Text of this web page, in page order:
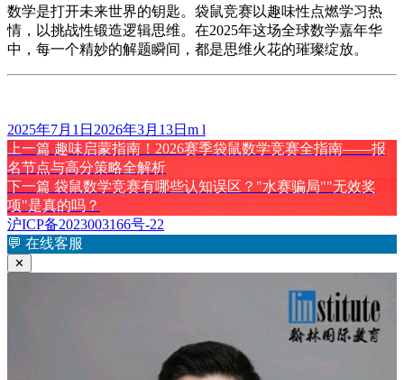
数学是打开未来世界的钥匙。袋鼠竞赛以趣味性点燃学习热
情，以挑战性锻造逻辑思维。在2025年这场全球数学嘉年华
中，每一个精妙的解题瞬间，都是思维火花的璀璨绽放。
发
布
于
2025年7月1日 2026年3月13日 作
者
m l
文
章
导
航
上一篇 上
篇
文
章：
趣味启蒙指南！2026赛季袋鼠数学竞赛全指南——报
名节点与高分策略全解析
下一篇 下
篇
文
章：
袋鼠数学竞赛有哪些认知误区？"水赛骗局""无效奖
项"是真的吗？
沪ICP备2023003166号-22
💬 在线客服
✕